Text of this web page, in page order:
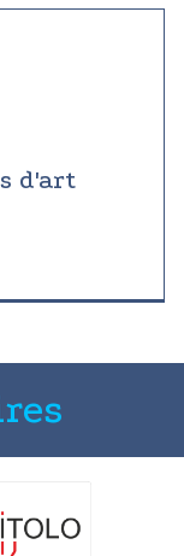
d'art